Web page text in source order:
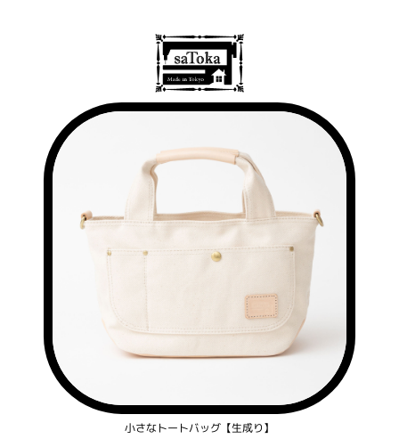
小さなトートバッグ【生成り】